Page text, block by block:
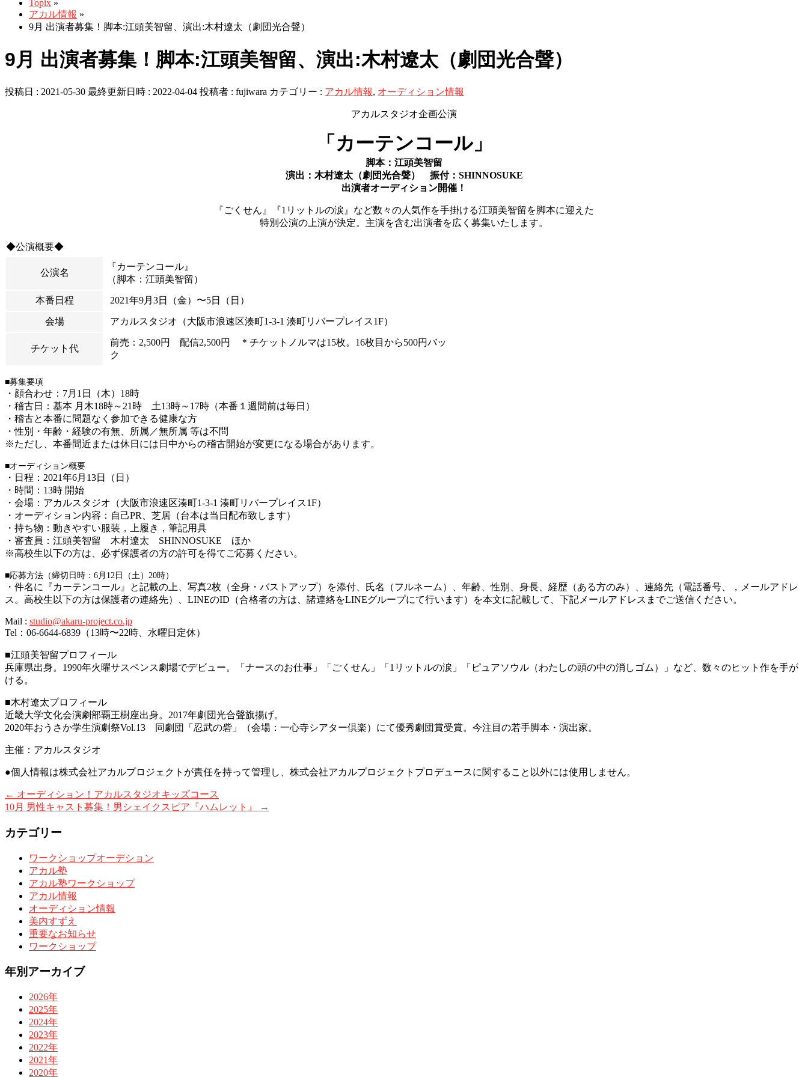
Topix »
アカル情報 »
9月 出演者募集！脚本:江頭美智留、演出:木村遼太（劇団光合聲）
9月 出演者募集！脚本:江頭美智留、演出:木村遼太（劇団光合聲）
投稿日 : 2021-05-30 最終更新日時 : 2022-04-04 投稿者 : fujiwara カテゴリー : アカル情報, オーディション情報
アカルスタジオ企画公演
「カーテンコール」
脚本：江頭美智留
演出：木村遼太（劇団光合聲） 振付：SHINNOSUKE
出演者オーディション開催！
『ごくせん』『1リットルの涙』など数々の人気作を手掛ける江頭美智留を脚本に迎えた
特別公演の上演が決定。主演を含む出演者を広く募集いたします。
◆公演概要◆
公演名
『カーテンコール 』
（脚本：江頭美智留）
本番日程 2021年9月3日（金）〜5日（日）
会場 アカルスタジオ（大阪市浪速区湊町1-3-1 湊町リバープレイス1F）
チケット代
前売：2,500円 配信2,500円 ＊チケットノルマは15枚。16枚目から500円バッ
ク
■募集要項
・顔合わせ：7月1日（木）18時
・稽古日：基本 月木18時～21時 土13時～17時（本番１週間前は毎日）
・稽古と本番に問題なく参加できる健康な方
・性別・年齢・経験の有無、所属／無所属 等は不問
※ただし、本番間近または休日には日中からの稽古開始が変更になる場合があります。
■オーディション概要
・ 日程：2021年6月13日（日）
・時間：13時 開始
・会場：アカルスタジオ （大阪市浪速区湊町1-3-1 湊町リバープレイス1F）
・オーディション内容：自己PR、芝居（台本は当日配布致します）
・持ち物：動きやすい服装，上履き，筆記用具
・審査員：江頭美智留 木村遼太 SHINNOSUKE ほか
※高校生以下の方は、必ず保護者の方の許可を得てご応募ください。
■応募方法（締切日時：6月12日（土）20時）
・件名に『カーテンコール』
と記載の上、写真2枚（全身・バストアップ）を添付、氏名（フルネーム）、年齢、性別、身長、経歴（ある方のみ）、連絡先（電話番号、，メールアドレ
ス。高校生以下の方は保護者の連絡先）、LINEのID（合格者の方は、諸連絡をLINEグループにて行います）を本文に記載して、 下記メールアドレスまでご送信ください。
Mail : studio@akaru-project.co.jp
Tel：06-6644-6839（13時〜22時、水曜日定休）
■江頭美智留プロフィール
兵庫県出身。1990年火曜サスペンス劇場でデビュー。「ナースのお仕事」「ごくせん」「1リットルの涙」「ピュアソウル（わたしの頭の中の消しゴム）」など、数々のヒット作を手が
ける。
■木村遼太プロフィール
近畿大学文化会演劇部覇王樹座出身。2017年劇団光合聲旗揚げ。
2020年おうさか学生演劇祭Vol.13 同劇団「忍武の砦」（会場：一心寺シアター倶楽）にて優秀劇団賞受賞。今注目の若手脚本・演出家。
主催：アカルスタジオ
●個人情報は株式会社アカルプロジェクトが責任を持って管理し、株式会社アカルプロジェクトプロデュースに関すること以外には使用しません。
← オーディション！アカルスタジオキッズコース
10月 男性キャスト募集！男シェイクスピア『ハムレット』
→
カテゴリー
ワークショップオーデション
アカル塾
アカル塾ワークショップ
アカル情報
オーディション情報
美内すずえ
重要なお知らせ
ワークショップ
年別アーカイブ
2026年
2025年
2024年
2023年
2022年
2021年
2020年